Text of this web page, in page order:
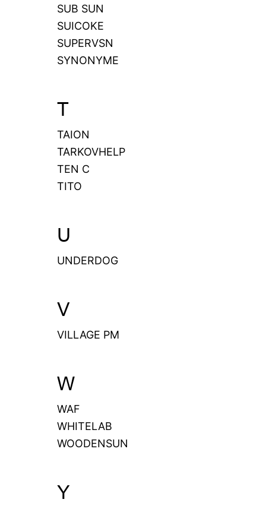
SUB SUN
SUICOKE
SUPERVSN
SYNONYME
T
TAION
TARKOVHELP
TEN C
TITO
U
UNDERDOG
V
VILLAGE PM
W
WAF
WHITELAB
WOODENSUN
Y